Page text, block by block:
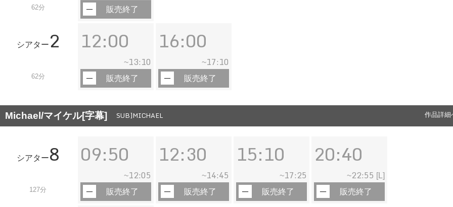
62分 販売終了
シアター 2
62分
12:00
~13:10
販売終了
16:00
~17:10
販売終了
Michael/マイケル[字幕] SUB]MICHAEL 作品詳細
シアター8
127分
09:50
~12:05
販売終了
12:30
~14:45
販売終了
15:10
~17:25
販売終了
20:40
~22:55 [L]
販売終了